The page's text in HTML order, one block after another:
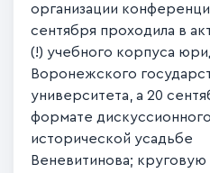
организации
сентября проходила в
(!) учебного корпуса
Воронежского
университета, а 20
формате
исторической усадьбе
Веневитинова;